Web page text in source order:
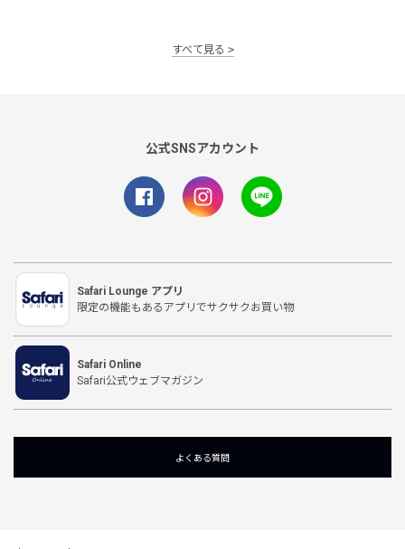
すべて見る
公式SNSアカウント
Safari Lounge アプリ
限定の機能もあるアプリでサクサクお買い物
Safari Online
Safari公式ウェブマガジン
よくある質問